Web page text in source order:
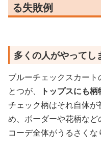
る失敗例
多くの人がやってし
ブルーチェックスカー
とつが、
トップスにも
チェック柄はそれ自体
め、ボーダーや花柄な
コーデ全体がうるさくな